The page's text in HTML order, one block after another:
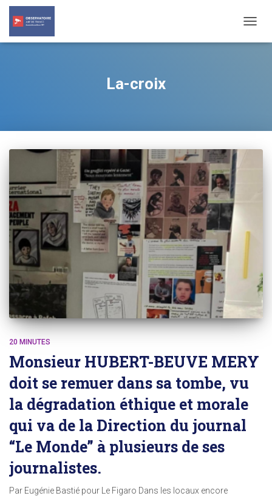
La-croix
20 MINUTES
Monsieur HUBERT-BEUVE MERY
doit se remuer dans sa tombe, vu
la dégradation éthique et morale
qui va de la Direction du journal
“Le Monde” à plusieurs de ses
journalistes.
Par Eugénie Bastié pour Le Figaro Dans les locaux encore